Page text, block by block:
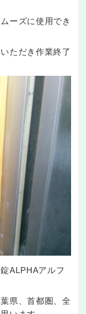
ーズに使用でき
ただき作業終了
ALPHAアルフ
県、首都圏、全